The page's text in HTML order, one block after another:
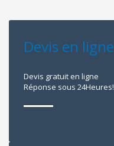
Devis en ligne
Devis gratuit en ligne
Réponse sous 24Heures!